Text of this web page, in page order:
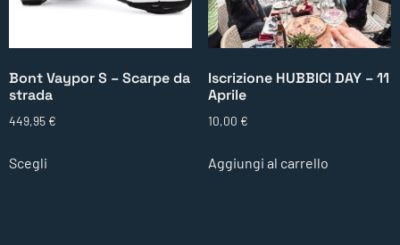
Bont Vaypor S – Scarpe da
strada
449,95 €
Scegli
Iscrizione HUBBICI DAY – 11
Aprile
10,00 €
Aggiungi al carrello